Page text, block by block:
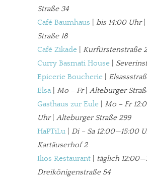
Straße 34
Café Baumhaus
bis 14:00 Uhr|
Straße 18
Café Zikade
Kurfürstenstraße
Curry Basmati House
Epicerie Boucherie
Elsa| Mo – Fr| Alteburger
Gasthaus zur Eule
Mo – Fr
Uhr| Alteburger Straße 299
HaPTiLu
Di – Sa 12:00—15:00
Kartäuserhof 2
Ilios Restaurant
täglich
Dreikönigenstraße 54